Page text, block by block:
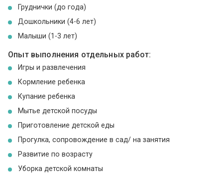
Груднички (до года)
Дошкольники (4-6 лет)
Малыши (1-3 лет)
Опыт выполнения отдельных работ:
Игры и развлечения
Кормление ребенка
Купание ребенка
Мытье детской посуды
Приготовление детской еды
Прогулка, сопровождение в сад/ на занятия
Развитие по возрасту
Уборка детской комнаты